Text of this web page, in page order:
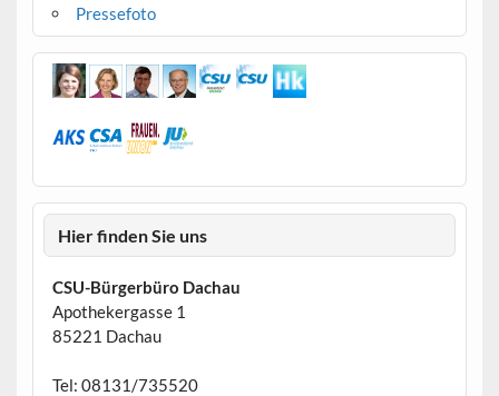
Pressefoto
Hier finden Sie uns
CSU-Bürgerbüro Dachau
Apothekergasse 1
85221 Dachau
Tel: 08131/735520